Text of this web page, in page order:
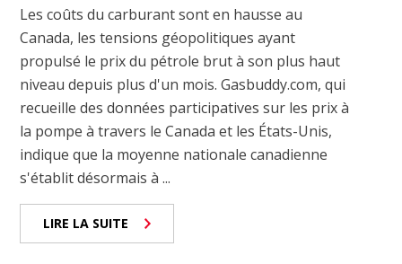
Les coûts du carburant sont en hausse au
Canada, les tensions géopolitiques ayant
propulsé le prix du pétrole brut à son plus haut
niveau depuis plus d'un mois. Gasbuddy.com, qui
recueille des données participatives sur les prix à
la pompe à travers le Canada et les États-Unis,
indique que la moyenne nationale canadienne
s'établit désormais à ...
LIRE LA SUITE